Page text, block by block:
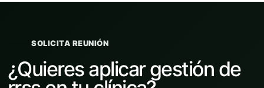
SOLICITA REUNIÓN
¿Quieres aplicar gestión de